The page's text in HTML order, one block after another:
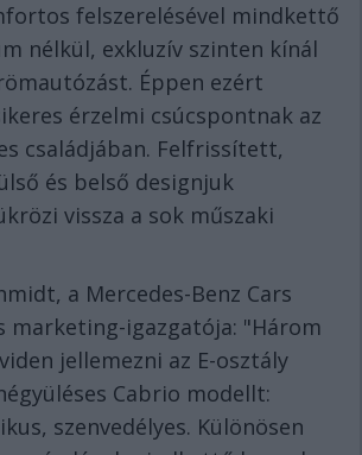
felszerelésével mindkettő
nélkül, exkluzív szinten kínál
Éppen ezért
érzelmi csúcspontnak az
családjában. Felfrissített,
és belső designjuk
vissza a sok műszaki
a Mercedes-Benz Cars
marketing-igazgatója: "Három
jellemezni az E-osztály
Cabrio modellt:
szenvedélyes. Különösen